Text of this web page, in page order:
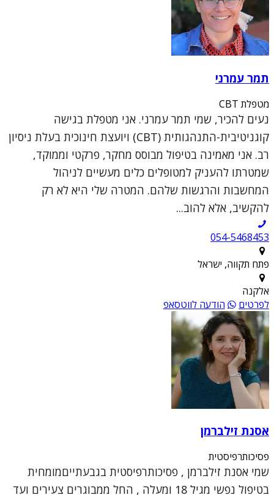
תמר עמרני
מטפלת CBT
נעים להכיר, שמי תמר עמרני. אני מטפלת בגישה
קוגניטיבית-התנהגותית (CBT) ויועצת חינוכית בעלת ניסיון
רב. אני מאמינה בטיפול מבוסס מחקר, פרקטי וממוקד,
שמטרתו להעניק למטופלים כלים מעשיים לניהול
המחשבות והרגשות שלהם. המטרה שלי היא לא רק
להקשיב, אלא להוב...
054-5468453
פתח תקווה, ישראל
אלקנה
לפרטים
הודעה לווטסאפ
אסנת זילברמן
פסיכותרפיסטית
שמי אסנת זילברמן , פסיכותרפיסטית בגבעתייםמומחית
בטיפול נפשי מגיל 18 ומעלה , החל ממבוגרים צעירים ועד